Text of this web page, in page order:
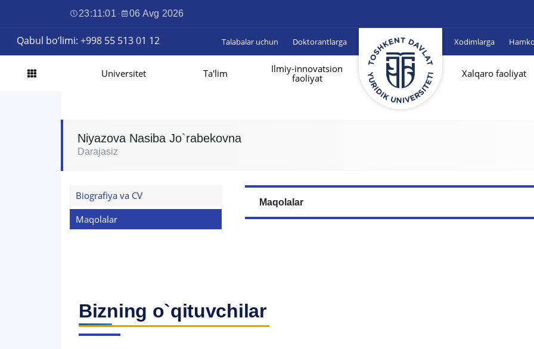
23:11:01 · 06 Avg 2026
Qabul bo‘limi: +998 55 513 01 12 Talabalar uchun Doktorantlarga Xodimlarga
Universitet Ta'lim
Ilmiy-innovatsion
faoliyat
Xalqaro faoliyat
Niyazova Nasiba Jo`rabekovna
Darajasiz
Biografiya va CV
Maqolalar
Maqolalar
Bizning o`qituvchilar